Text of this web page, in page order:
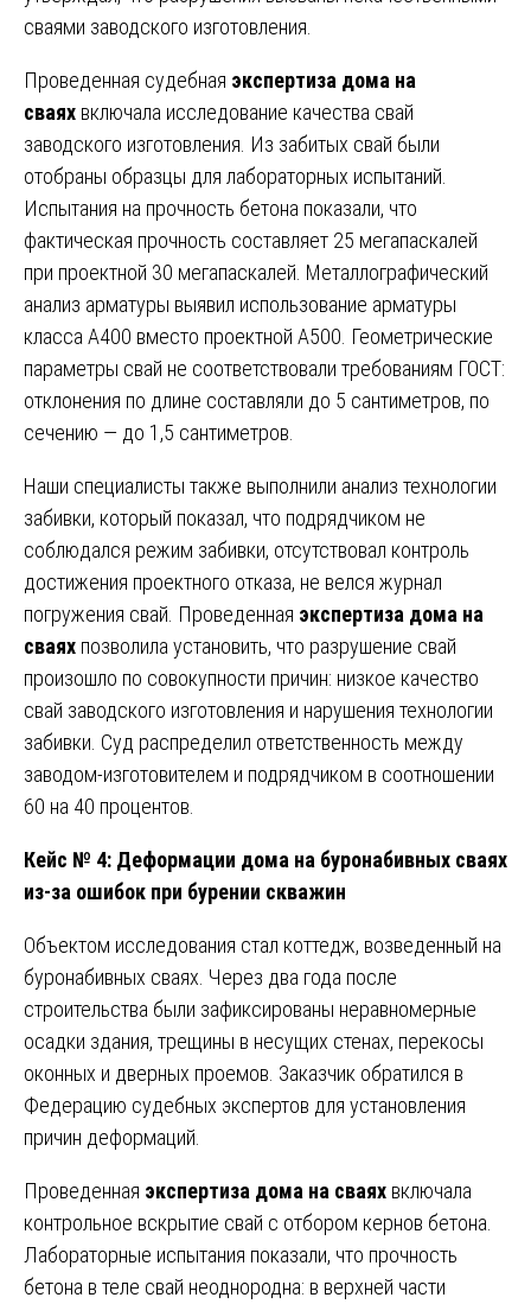
сваями заводского изготовления.
Проведенная судебная экспертиза дома на
сваях включала исследование качества свай
заводского изготовления. Из забитых свай были
отобраны образцы для лабораторных испытаний.
Испытания на прочность бетона показали, что
фактическая прочность составляет 25 мегапаскалей
при проектной 30 мегапаскалей. Металлографический
анализ арматуры выявил использование арматуры
класса А400 вместо проектной А500. Геометрические
параметры свай не соответствовали требованиям ГОСТ:
отклонения по длине составляли до 5 сантиметров, по
сечению — до 1,5 сантиметров.
Наши специалисты также выполнили анализ технологии
забивки, который показал, что подрядчиком не
соблюдался режим забивки, отсутствовал контроль
достижения проектного отказа, не велся журнал
погружения свай. Проведенная экспертиза дома на
сваях позволила установить, что разрушение свай
произошло по совокупности причин: низкое качество
свай заводского изготовления и нарушения технологии
забивки. Суд распределил ответственность между
заводом-изготовителем и подрядчиком в соотношении
60 на 40 процентов.
Кейс № 4: Деформации дома на буронабивных сваях
из-за ошибок при бурении скважин
Объектом исследования стал коттедж, возведенный на
буронабивных сваях. Через два года после
строительства были зафиксированы неравномерные
осадки здания, трещины в несущих стенах, перекосы
оконных и дверных проемов. Заказчик обратился в
Федерацию судебных экспертов для установления
причин деформаций.
Проведенная экспертиза дома на сваях включала
контрольное вскрытие свай с отбором кернов бетона.
Лабораторные испытания показали, что прочность
бетона в теле свай неоднородна: в верхней части